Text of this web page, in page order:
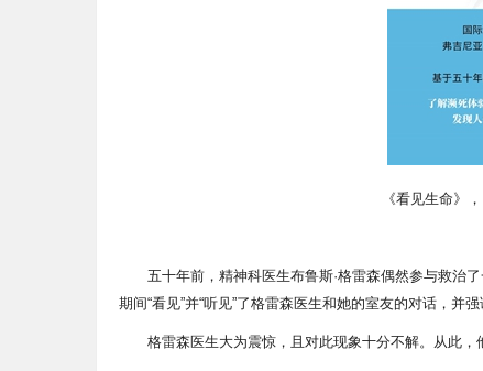
《看见生命》
五十年前，精神科医生布鲁斯·格雷森偶然参与救治
期间“看见”并“听见”了格雷森医生和她的室友的对话，
格雷森医生大为震惊，且对此现象十分不解。从此